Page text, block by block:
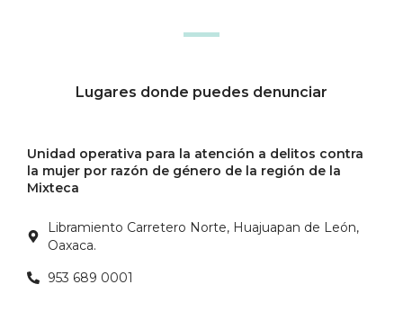
Lugares donde puedes denunciar
Unidad operativa para la atención a delitos contra
la mujer por razón de género de la región de la
Mixteca
Libramiento Carretero Norte, Huajuapan de León,
Oaxaca.
953 689 0001